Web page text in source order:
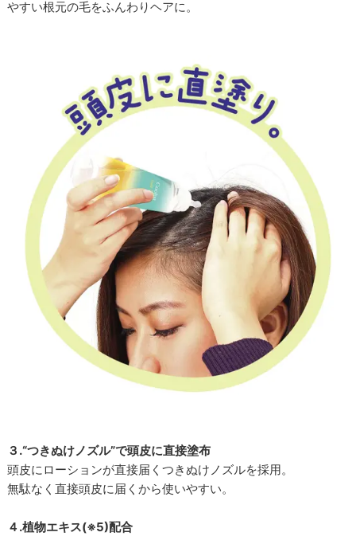
やすい根元の毛をふんわりヘアに。
３.“つきぬけノズル”で頭皮に直接塗布
頭皮にローションが直接届くつきぬけノズルを採用。
無駄なく直接頭皮に届くから使いやすい。
４.植物エキス(※5)配合